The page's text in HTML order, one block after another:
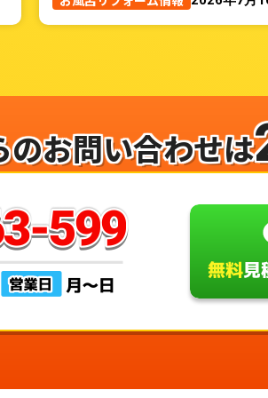
のお問い合わせは